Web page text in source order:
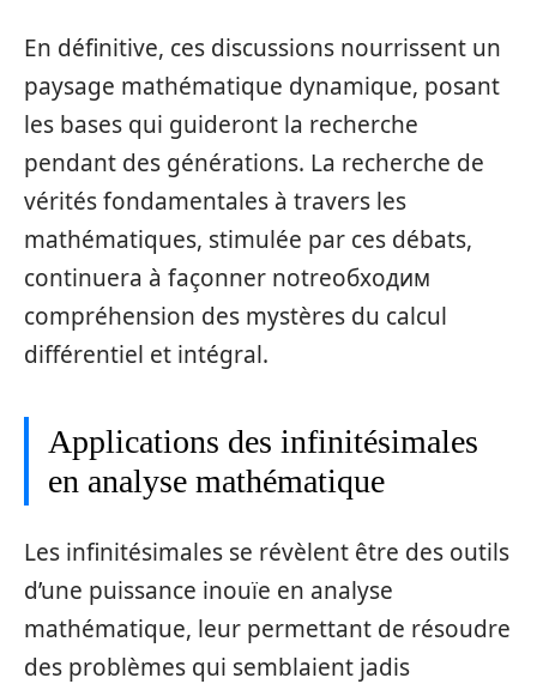
En définitive, ces discussions nourrissent un
paysage mathématique dynamique, posant
les bases qui guideront la recherche
pendant des générations. La recherche de
vérités fondamentales à travers les
mathématiques, stimulée par ces débats,
continuera à façonner notreобходим
compréhension des mystères du calcul
différentiel et intégral.
Applications des infinitésimales
en analyse mathématique
Les infinitésimales se révèlent être des outils
d’une puissance inouïe en analyse
mathématique, leur permettant de résoudre
des problèmes qui semblaient jadis